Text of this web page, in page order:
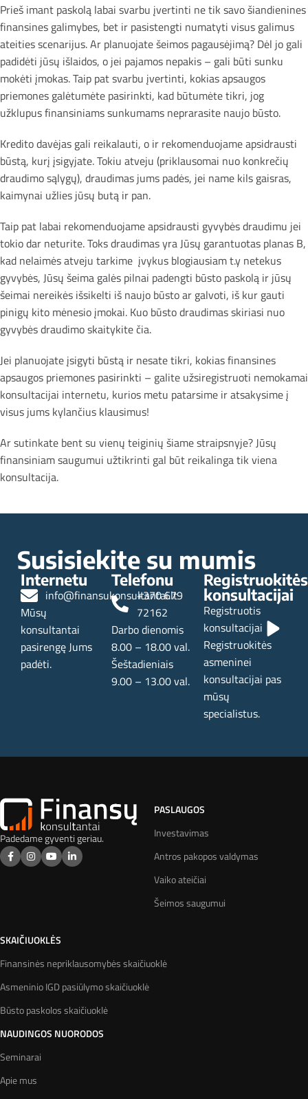
Prieš imant paskolą labai svarbu įvertinti ne tik savo šiandienines
finansines galimybes, bet ir pasistengti numatyti visus galimus
ateities scenarijus. Ar planuojate šeimos pagausėjimą? Dėl jo gali
padidėti jūsų išlaidos, o jei pajamos nepakis – gali būti sunku
mokėti įmokas. Taip pat svarbu įvertinti, kokias apsaugos
priemones galėtumėte pasirinkti, kad būtumėte tikri, jog
užklupus finansiniams sunkumams neprarasite naujo būsto.
Kredito davėjas gali reikalauti, o ir rekomenduojame apsidrausti
būstą, kurį įsigyjate. Tokiu atveju (priklausomai nuo konkrečių
draudimo sąlygų), draudimas jums padės, jei name kils gaisras,
kaimynai užlies jūsų butą ir pan.
Taip pat labai rekomenduojame apsidrausti gyvybės draudimu jei
tokio dar neturite. Toks draudimas yra Jūsų garantuotas planas B,
kad nelaimės atveju tarkime įvykus blogiausiam t.y netekus
gyvybės, Jūsų šeima galės pilnai padengti būsto paskolą ir jūsų
šeimai nereikės išsikelti iš naujo būsto ar galvoti, iš kur gauti
pinigų kito mėnesio įmokai. Kuo būsto draudimas skiriasi nuo
gyvybės draudimo skaitykite čia.
Jei planuojate įsigyti būstą ir nesate tikri, kokias finansines
apsaugos priemones pasirinkti – galite užsiregistruoti nemokamai
konsultacijai internetu, kurios metu patarsime ir atsakysime į
visus jums kylančius klausimus!
Ar sutinkate bent su vienų teiginių šiame straipsnyje? Jūsų
finansiniam saugumui užtikrinti gal būt reikalinga tik viena
konsultacija.
Susisiekite su mumis
Internetu
info@finansukonsultantai.lt
Mūsų
konsultantai
pasirengę Jums
padėti.
Telefonu
+370 679
72162
Darbo dienomis
8.00 – 18.00 val.
Šeštadieniais
9.00 – 13.00 val.
Registruokitės
konsultacijai
Registruotis
konsultacijai
Registruokitės
asmeninei
konsultacijai pas
mūsų
specialistus.
Padedame gyventi geriau.
PASLAUGOS
Investavimas
Antros pakopos valdymas
Vaiko ateičiai
Šeimos saugumui
SKAIČIUOKLĖS
Finansinės nepriklausomybės skaičiuoklė
Asmeninio IGD pasiūlymo skaičiuoklė
Būsto paskolos skaičiuoklė
NAUDINGOS NUORODOS
Seminarai
Apie mus